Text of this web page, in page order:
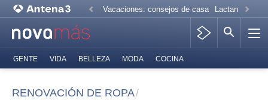
Vacaciones: consejos de casa Lactancia
GENTE VIDA BELLEZA MODA COCINA
RENOVACIÓN DE ROPA